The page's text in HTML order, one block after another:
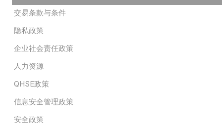
交易条款与条件
隐私政策
企业社会责任政策
人力资源
QHSE政策
信息安全管理政策
安全政策